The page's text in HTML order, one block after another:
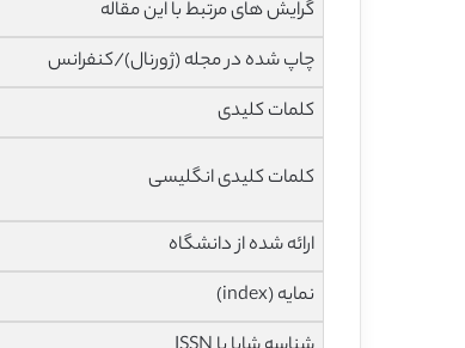
گرایش های مرتبط با این مقاله
چاپ شده در مجله (ژورنال)/کنفرانس
کلمات کلیدی
کلمات کلیدی انگلیسی
ارائه شده از دانشگاه
نمایه (index)